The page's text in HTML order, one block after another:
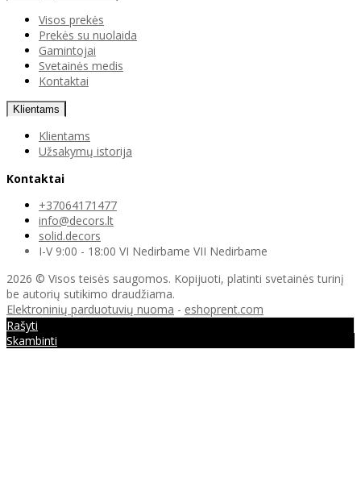
Visos prekės
Prekės su nuolaida
Gamintojai
Svetainės medis
Kontaktai
Klientams
Klientams
Užsakymų istorija
Kontaktai
+37064171477
info@decors.lt
solid.decors
I-V 9:00 - 18:00 VI Nedirbame VII Nedirbame
2026 © Visos teisės saugomos. Kopijuoti, platinti svetainės turinį
be autorių sutikimo draudžiama.
Elektroninių parduotuvių nuoma - eshoprent.com
Rašyti
Skambinti